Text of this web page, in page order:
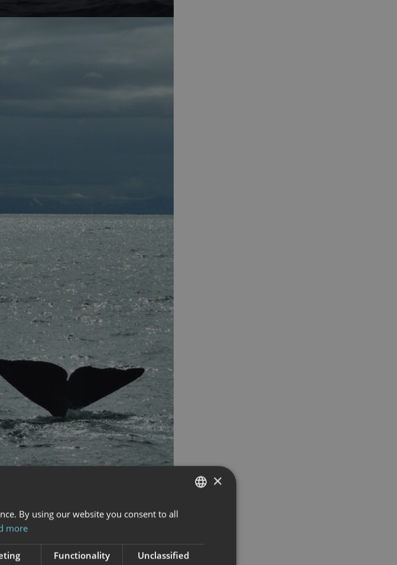
NORWEGIAN
×
By using our website you consent to all
more
Functionality Unclassified